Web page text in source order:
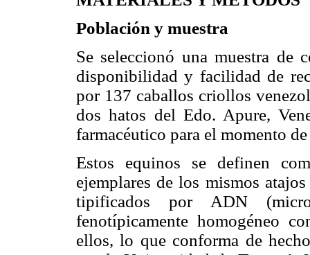
Población y muestra
Se seleccionó una muestra de
disponibilidad y facilidad de
por 137 caballos criollos
dos hatos del Edo. Apure,
farmacéutico para el momento
Estos equinos se definen
ejemplares de los mismos
tipificados por ADN
fenotípicamente homogéneo
ellos, lo que conforma de